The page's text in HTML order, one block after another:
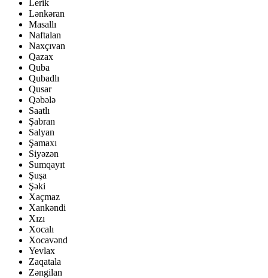
Lerik
Lənkəran
Masallı
Naftalan
Naxçıvan
Qazax
Quba
Qubadlı
Qusar
Qəbələ
Saatlı
Şabran
Salyan
Şamaxı
Siyəzən
Sumqayıt
Şuşa
Şəki
Xaçmaz
Xankəndi
Xızı
Xocalı
Xocavənd
Yevlax
Zaqatala
Zəngilan